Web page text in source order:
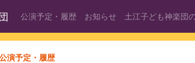
公演予定・履歴 お知らせ 土江子ども神楽団
演予定・履歴